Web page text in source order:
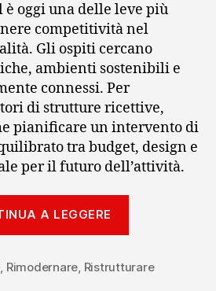
oggi una delle leve più
competitività nel
Gli ospiti cercano
ambienti sostenibili e
connessi. Per
di strutture ricettive,
pianificare un intervento di
tra budget, design e
per il futuro dell’attività.
A LEGGERE
aumentare
Rimodernare Ristrutturare